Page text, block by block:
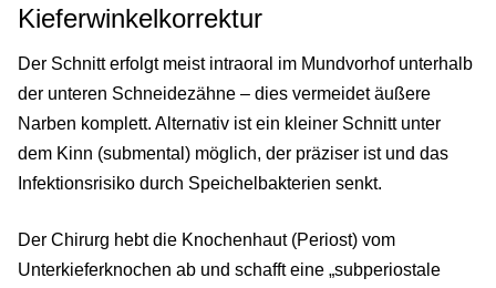
Kieferwinkelkorrektur
Der Schnitt erfolgt meist intraoral im Mundvorhof unterhalb
der unteren Schneidezähne – dies vermeidet äußere
Narben komplett. Alternativ ist ein kleiner Schnitt unter
dem Kinn (submental) möglich, der präziser ist und das
Infektionsrisiko durch Speichelbakterien senkt.
Der Chirurg hebt die Knochenhaut (Periost) vom
Unterkieferknochen ab und schafft eine „subperiostale